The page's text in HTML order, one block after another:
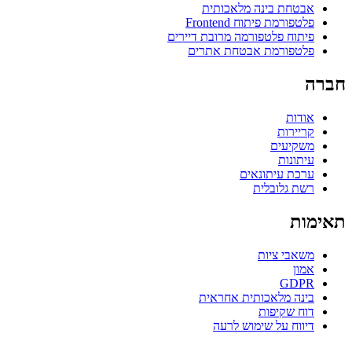
אבטחת בינה מלאכותית
פלטפורמת פיתוח Frontend
פיתוח פלטפורמה מרובת דיירים
פלטפורמת אבטחת אתרים
חברה
אודות
קריירות
משקיעים
עיתונות
ערכת עיתונאים
רשת גלובלית
תאימות
משאבי ציות
אמון
GDPR
בינה מלאכותית אחראית
דוח שקיפות
דיווח על שימוש לרעה